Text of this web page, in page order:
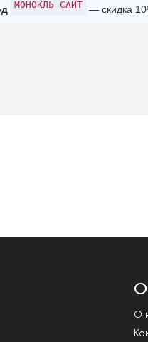
МОНОКЛЬ САЙТ — скидка
О